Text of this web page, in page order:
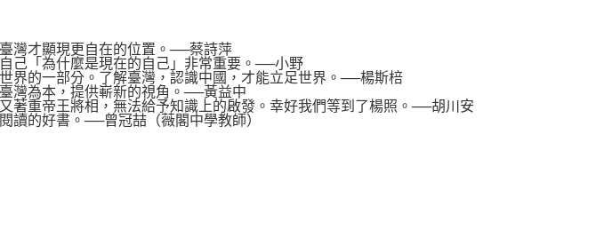
才顯現更自在的位置。──蔡詩萍
「為什麼是現在的自己」非常重要。──小野
的一部分。了解臺灣，認識中國，才能立足世界。──楊斯棓
為本，提供嶄新的視角。──黃益中
重帝王將相，無法給予知識上的啟發。幸好我們等到了楊照。──胡川安
的好書。──曾冠喆（薇閣中學教師）